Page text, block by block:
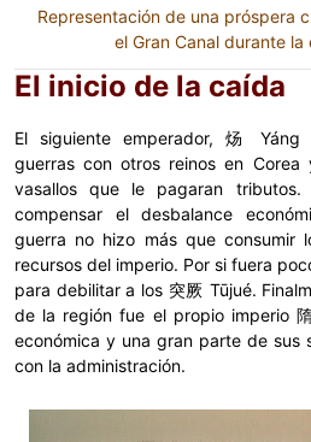
Representación de una próspera
el Gran Canal durante la
El inicio de la caída
El siguiente emperador, 炀
guerras con otros reinos en Corea
vasallos que le pagaran
compensar el desbalance
guerra no hizo más que consumir
recursos del imperio. Por si fuera
para debilitar a los 突厥 Tūjué.
de la región fue el propio imperio
económica y una gran parte de sus
con la administración.